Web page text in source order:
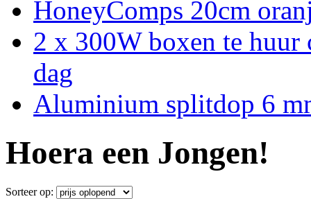
HoneyComps 20cm
2 x 300W boxen te
dag
Aluminium splitdop 6
Hoera een Jongen!
Sorteer op: